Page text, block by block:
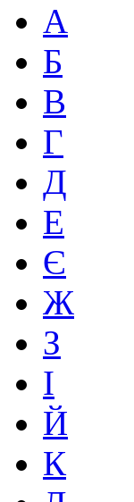
А
Б
В
Г
Д
Е
Є
Ж
З
І
Й
К